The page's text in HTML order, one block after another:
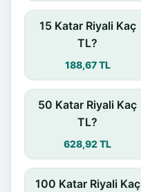
15 Katar Riyali Kaç
TL?
188,67 TL
50 Katar Riyali Kaç
TL?
628,92 TL
100 Katar Riyali Kaç